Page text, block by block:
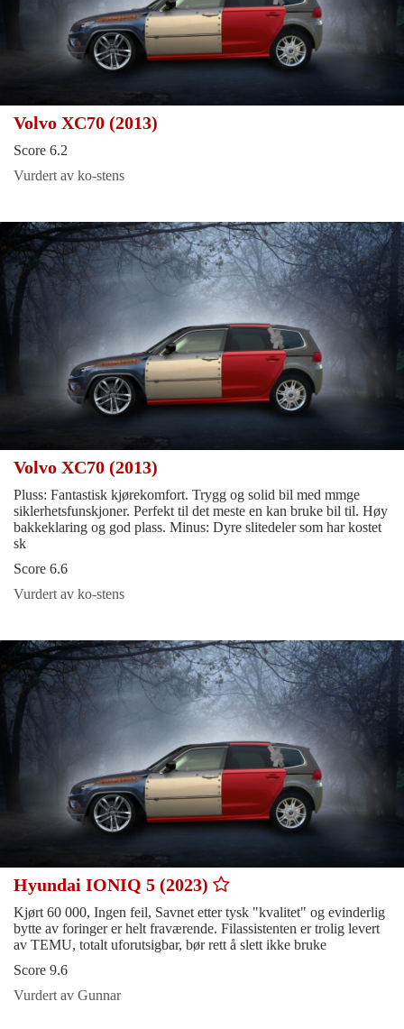
Volvo XC70 (2013)
Score 6.2
Vurdert av ko-stens
Volvo XC70 (2013)
Pluss: Fantastisk kjørekomfort. Trygg og solid bil med mmge
siklerhetsfunskjoner. Perfekt til det meste en kan bruke bil til. Høy
bakkeklaring og god plass. Minus: Dyre slitedeler som har kostet
sk
Score 6.6
Vurdert av ko-stens
Hyundai IONIQ 5 (2023)
Kjørt 60 000, Ingen feil, Savnet etter tysk "kvalitet" og evinderlig
bytte av foringer er helt fraværende. Filassistenten er trolig levert
av TEMU, totalt uforutsigbar, bør rett å slett ikke bruke
Score 9.6
Vurdert av Gunnar